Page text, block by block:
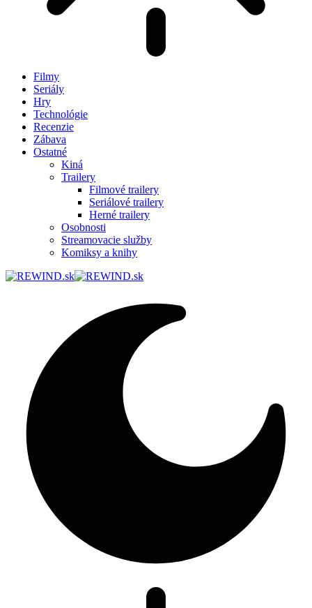
Filmy
Seriály
Hry
Technológie
Recenzie
Zábava
Ostatné
Kiná
Trailery
Filmové trailery
Seriálové trailery
Herné trailery
Osobnosti
Streamovacie služby
Komiksy a knihy